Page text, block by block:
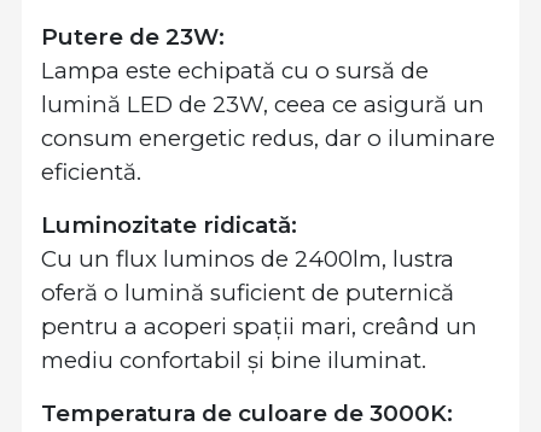
Putere de 23W:
Lampa este echipată cu o sursă de
lumină LED de 23W, ceea ce asigură un
consum energetic redus, dar o iluminare
eficientă.
Luminozitate ridicată:
Cu un flux luminos de 2400lm, lustra
oferă o lumină suficient de puternică
pentru a acoperi spații mari, creând un
mediu confortabil și bine iluminat.
Temperatura de culoare de 3000K: